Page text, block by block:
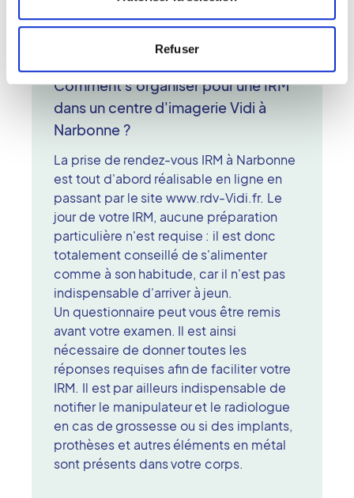
Refuser
Comment s'organiser pour une IRM
dans un centre d'imagerie Vidi à
Narbonne ?
La prise de rendez-vous IRM à Narbonne
est tout d'abord réalisable en ligne en
passant par le site www.rdv-Vidi.fr. Le
jour de votre IRM, aucune préparation
particulière n'est requise : il est donc
totalement conseillé de s'alimenter
comme à son habitude, car il n'est pas
indispensable d'arriver à jeun.
Un questionnaire peut vous être remis
avant votre examen. Il est ainsi
nécessaire de donner toutes les
réponses requises afin de faciliter votre
IRM. Il est par ailleurs indispensable de
notifier le manipulateur et le radiologue
en cas de grossesse ou si des implants,
prothèses et autres éléments en métal
sont présents dans votre corps.